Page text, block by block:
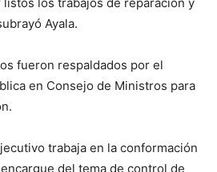
Ayala.
fueron respaldados por el
en Consejo de Ministros para
trabaja en la conformación
del tema de control de